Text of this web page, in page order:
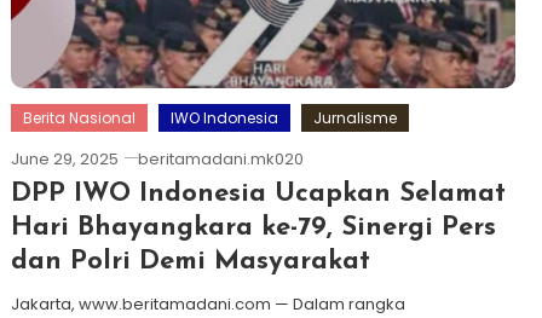
Berita Nasional IWO Indonesia Jurnalisme
June 29, 2025 beritamadani.mk020
DPP IWO Indonesia Ucapkan Selamat
Hari Bhayangkara ke-79, Sinergi Pers
dan Polri Demi Masyarakat
Jakarta, www.beritamadani.com — Dalam rangka